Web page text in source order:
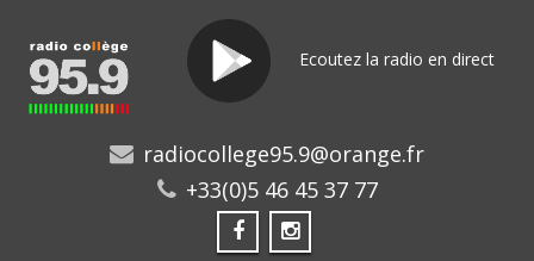
Ecoutez la radio en direct
radiocollege95.9@orange.fr
+33(0)5 46 45 37 77